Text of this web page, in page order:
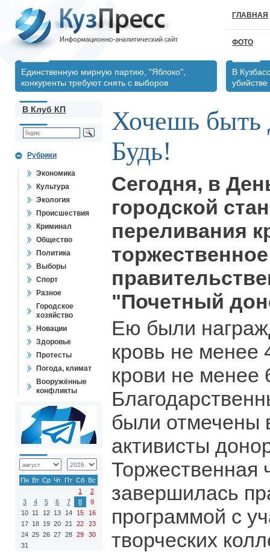
ГЛАВНАЯ
ФОТО
Единственную мирную партию, "Яблоко",
конкуренты требуют снять с выборов
В
В Клуб КП
Рубрики
Экономика
Культура
Экология
Происшествия
Криминал
Общество
Политика
Выборы
Спорт
Разное
Городское
хозяйство
Новации
Здоровье
Протесты
Погода, климат
Вооружённые
конфликты
Пн Вт Ср Чт Пт Сб Вс
1
2
3
4 5 6 7 8
9
10 11 12 13 14 15
16
17 18 19 20 21 22
23
24 25 26 27 28 29
30
31
Хочешь быть
Будь!
Сегодня, в
городской
переливания
"Почетный
Ею были
кровь не менее
крови не менее
были отмечены
активисты
Торжественная
завершилась
программой с
творческих